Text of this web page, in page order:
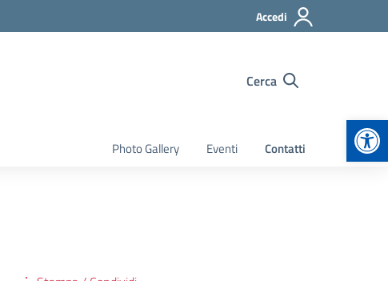
Accedi
Cerca
Photo Gallery Eventi Contatti